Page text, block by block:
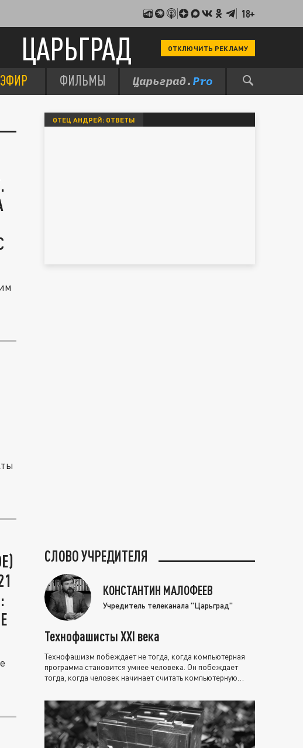
18+
ЦАРЬГРАД ОТКЛЮЧИТЬ РЕКЛАМУ
ЭФИР ФИЛЬМЫ
ОТЕЦ АНДРЕЙ: ОТВЕТЫ
СЛОВО УЧРЕДИТЕЛЯ
КОНСТАНТИН МАЛОФЕЕВ
Учредитель телеканала "Царьград"
Технофашисты XXI века
Технофашизм побеждает не тогда, когда компьютерная
программа становится умнее человека. Он побеждает
тогда, когда человек начинает считать компьютерную